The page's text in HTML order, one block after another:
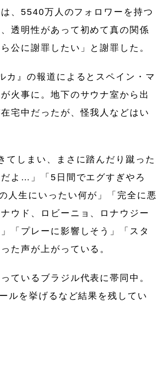
、5540万人のフォロワーを持つ
透明性があって初めて真の関係
公に謝罪したい」と謝罪した。
カ』の報道によるとスペイン・マ
火事に。地下のサウナ室から出
宅中だったが、怪我人などはい
てしまい、まさに踏んだり蹴った
よ…」「5日間でエグすぎやろ
人生にいったい何が」「完全に悪
ウド、ロビーニョ、ロナウジー
「プレーに影響しそう」 「 スタ
た声が上がっている。
ているブラジル代表に帯同中。
ルを挙げるなど結果を残してい